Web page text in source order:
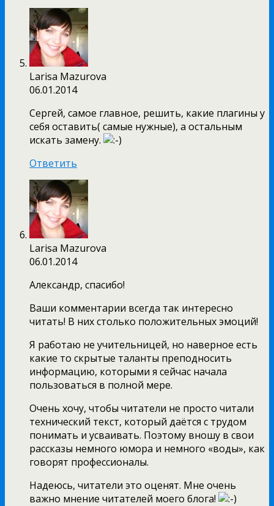
Larisa Mazurova
06.01.2014
Сергей, самое главное, решить, какие плагины у
себя оставить( самые нужные), а остальным
искать замену.
Ответить
Larisa Mazurova
06.01.2014
Александр, спасибо!
Ваши комментарии всегда так интересно
читать! В них столько положительных эмоций!
Я работаю не учительницей, но наверное есть
какие то скрытые таланты преподносить
информацию, которыми я сейчас начала
пользоваться в полной мере.
Очень хочу, чтобы читатели не просто читали
технический текст, который даётся с трудом
понимать и усваивать. Поэтому вношу в свои
рассказы немного юмора и немного «воды», как
говорят профессионалы.
Надеюсь, читатели это оценят. Мне очень
важно мнение читателей моего блога!